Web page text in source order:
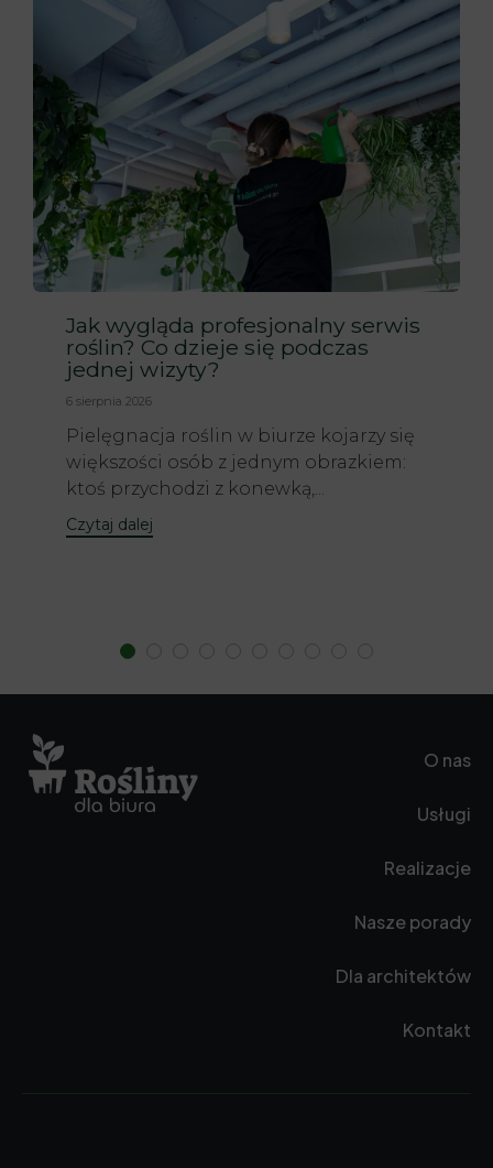
Jak wygląda profesjonalny serwis
roślin? Co dzieje się podczas
jednej wizyty?
6 sierpnia 2026
Pielęgnacja roślin w biurze kojarzy się
większości osób z jednym obrazkiem:
ktoś przychodzi z konewką,...
Czytaj dalej
O nas
Usługi
Realizacje
Nasze porady
Dla architektów
Kontakt